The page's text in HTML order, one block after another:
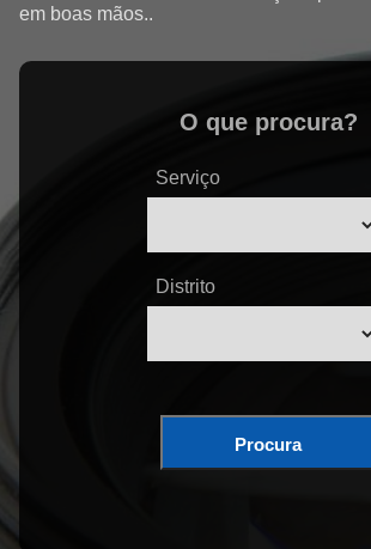
em boas mãos..
O que procura?
Serviço
Distrito
Procura